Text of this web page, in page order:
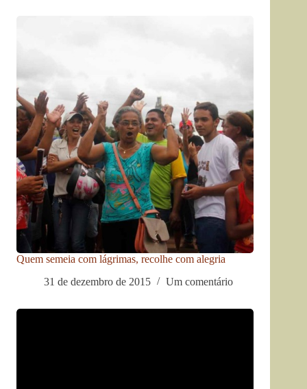
Quem semeia com lágrimas, recolhe com alegria
31 de dezembro de 2015
Um comentário